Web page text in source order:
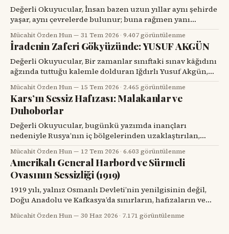
Değerli Okuyucular, İnsan bazen uzun yıllar aynı şehirde
yaşar, aynı çevrelerde bulunur; buna rağmen yanı
başındaki değerli bir hemşehrisini tanımak için bir
tesadüfü beklemek zorunda kalır. Prof. Dr. Hakan Alpay
Karasu’yla tanışmam da böyle oldu. Onu ilk gördüğümde,
karşımdaki kişinin başarılı bir diş hekimi, bilim insanı ve
üniversite yöneticisi
Mücahit Özden Hun 31 Tem 2026 ·9.407 görüntülenme
İradenin Zaferi Gökyüzünde: YUSUF AKGÜN
Değerli Okuyucular, Bir zamanlar sınıftaki sınav kâğıdını
ağzında tuttuğu kalemle dolduran Iğdırlı Yusuf Akgün,
bugün aynı kalemle Türkiye’nin millî muharip uçağı
KAAN’ı çiziyor. Çocuk yuvalarından dünya spor
sahnelerine, resim atölyelerinden TUSAŞ hangarlarına
uzanan bu yol, yalnızca bir başarı hikâyesi değil; insanın
kendi kaderine karşı verdiği büyük mücadelenin adıdır.
Mücahit Özden Hun 15 Tem 2026 · 2.465 görüntülenme
Kars’ın Sessiz Hafızası: Malakanlar ve
Duhoborlar
Değerli Okuyucular, bugünkü yazımda inançları
nedeniyle Rusya’nın iç bölgelerinden uzaklaştırılan,
Kars’ta köyler kurup toprağa kök salan ve tarihin başka
bir döneminde yeniden göç yollarına düşen iki
topluluğun hikâyesini dikkatinize sunacağım. Kars’ın
eski köylerinde kalın taş duvarlı bir eve, ahşap bir
verandaya, artık dönmeyen bir su değirmenine veya
Mücahit Özden Hun 12 Tem 2026 ·6.603 görüntülenme
Amerikalı General Harbord ve Sürmeli
Ovasının Sessizliği (1919)
1919 yılı, yalnız Osmanlı Devleti’nin yenilgisinin değil,
Doğu Anadolu ve Kafkasya’da sınırların, hafızaların ve
görünüyordu; fakat savaşın geride bıraktığı öfke, açlık,
Mücahit Özden Hun 30 Haz 2026 · 7.171 görüntülenme